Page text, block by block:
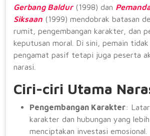
Gerbang Baldur(1998) dan
Siksaan (1999) mendobrak batasan
rumit, pengembangan karakter, dan
keputusan moral. Di sini, pemain tidak
pengamat pasif tetapi juga peserta
narasi.
Ciri-ciri Utama
Pengembangan Karakter:
karakter dan hubungan yang
menciptakan investasi emosional.